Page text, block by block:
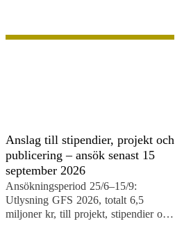
Anslag till stipendier, projekt och
publicering – ansök senast 15
september 2026
Ansökningsperiod 25/6–15/9:
Utlysning GFS 2026, totalt 6,5
miljoner kr, till projekt, stipendier och